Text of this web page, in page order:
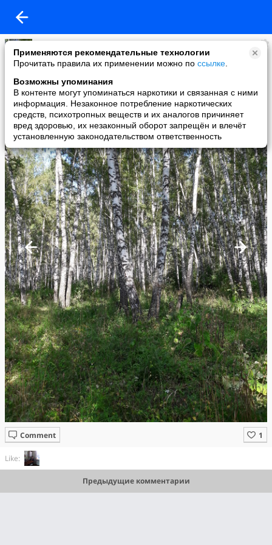
Применяются рекомендательные технологии
Прочитать правила их применении можно по ссылке
Возможны упоминания
В контенте могут упоминаться наркотики и связанная с ними
информация. Незаконное потребление наркотических
средств, психотропных веществ и их аналогов причиняет
вред здоровью, их незаконный оборот запрещён и влечёт
установленную законодательством ответственность
L
added a photo
18 Aug в 18:11
Comment
Like:
Предыдущие комментарии